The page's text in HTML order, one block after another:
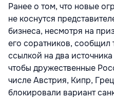
Ранее о том, что новые
не коснутся
бизнеса, несмотря на
его соратников, сообщил
ссылкой на два
чтобы дружественные
числе Австрия, Кипр,
блокировали вариант